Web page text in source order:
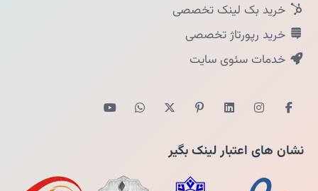
خرید بک لینک تخصصی
خرید رپورتاژ تخصصی
خدمات سئوی سایت
نشان های اعتبار لینک بگیر